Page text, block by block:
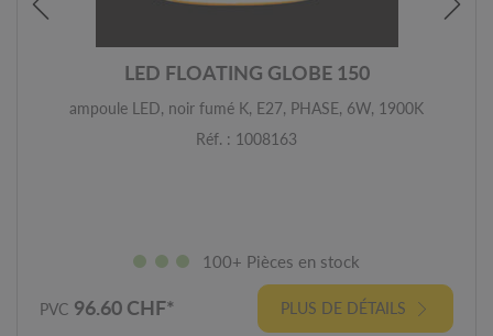
LED FLOATING GLOBE 150
ampoule LED, noir fumé K, E27, PHASE, 6W, 1900K
Réf. : 1008163
100+ Pièces en stock
PVC 96.60 CHF* PLUS DE DÉTAILS